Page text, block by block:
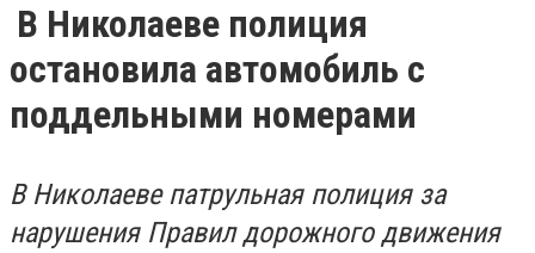
В Николаеве полиция
остановила автомобиль с
поддельными номерами
В Николаеве патрульная полиция за
нарушения Правил дорожного движения